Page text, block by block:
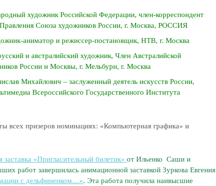
художник Российской Федерации, член-корреспондент
Союза художников России, г. Москва, РОССИЯ
аниматор и режиссер-постановщик, НТВ, г. Москва
и австралийский художник, Член Австралийской
России и Москвы, г. Мельбурн, г. Москва
Михайлович – заслуженный деятель искусств России,
Всероссийского Государственного Института
всех призеров номинациях: «Компьютерная графика» и
заставка «Пригласительный билетик»от Ильенко Саши и
работ завершилась анимационной заставкой Зуркова Евгения
с дельфиненком…». Эта работа получила наивысшие